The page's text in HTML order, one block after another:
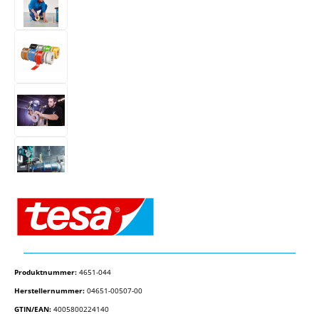
Produktnummer: 4651-044
Herstellernummer: 04651-00507-00
GTIN/EAN: 4005800224140